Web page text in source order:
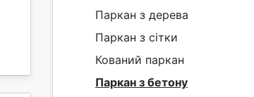
Паркан з дерева
Паркан з сітки
Кований паркан
Паркан з бетону